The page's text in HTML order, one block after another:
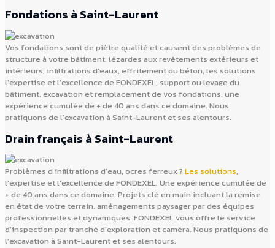
Fondations à Saint-Laurent
Vos fondations sont de piètre qualité et causent des problèmes de
structure à votre bâtiment, lézardes aux revêtements extérieurs et
intérieurs, infiltrations d'eaux, effritement du béton, les solutions
l'expertise et l'excellence de FONDEXEL, support ou levage du
bâtiment, excavation et remplacement de vos fondations, une
expérience cumulée de + de 40 ans dans ce domaine. Nous
pratiquons de l'excavation à Saint-Laurent et ses alentours.
Drain français à Saint-Laurent
Problèmes d infiltrations d'eau, ocres ferreux ? Les solutions,
l'expertise et l'excellence de FONDEXEL. Une expérience cumulée de
+ de 40 ans dans ce domaine. Projets clé en main incluant la remise
en état de votre terrain, aménagements paysager par des équipes
professionnelles et dynamiques. FONDEXEL vous offre le service
d'inspection par tranché d'exploration et caméra. Nous pratiquons de
l'excavation à Saint-Laurent et ses alentours.